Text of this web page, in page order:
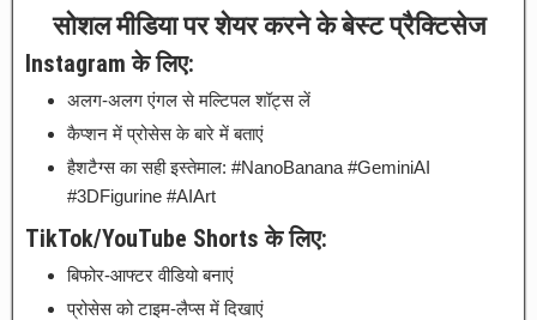
सोशल मीडिया पर शेयर करने के बेस्ट प्रैक्टिसेज
Instagram के लिए:
अलग-अलग एंगल से मल्टिपल शॉट्स लें
कैप्शन में प्रोसेस के बारे में बताएं
हैशटैग्स का सही इस्तेमाल: #NanoBanana #GeminiAI
#3DFigurine #AIArt
TikTok/YouTube Shorts के लिए:
बिफोर-आफ्टर वीडियो बनाएं
प्रोसेस को टाइम-लैप्स में दिखाएं